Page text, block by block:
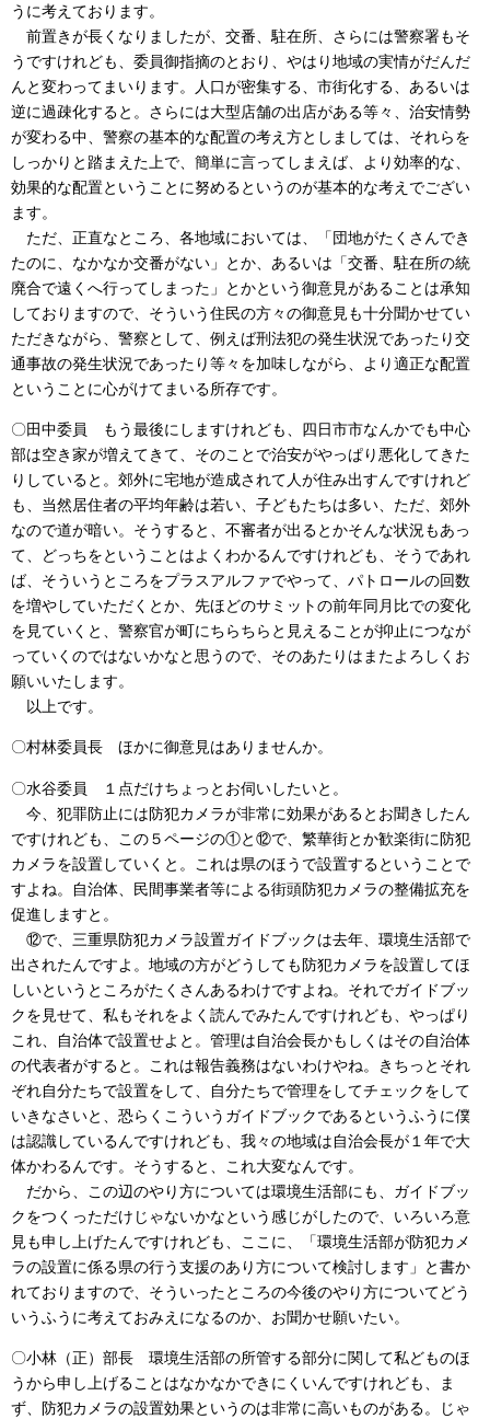
うに考えております。
前置きが長くなりましたが、交番、駐在所、さらには警察署もそ
うですけれども、委員御指摘のとおり、やはり地域の実情がだんだ
んと変わってまいります。人口が密集する、市街化する、あるいは
逆に過疎化すると。さらには大型店舗の出店がある等々、治安情勢
が変わる中、警察の基本的な配置の考え方としましては、それらを
しっかりと踏まえた上で、簡単に言ってしまえば、より効率的な、
効果的な配置ということに努めるというのが基本的な考えでござい
ます。
ただ、正直なところ、各地域においては、「団地がたくさんでき
たのに、なかなか交番がない」とか、あるいは「交番、駐在所の統
廃合で遠くへ行ってしまった」とかという御意見があることは承知
しておりますので、そういう住民の方々の御意見も十分聞かせてい
ただきながら、警察として、例えば刑法犯の発生状況であったり交
通事故の発生状況であったり等々を加味しながら、より適正な配置
ということに心がけてまいる所存です。
〇田中委員 もう最後にしますけれども、四日市市なんかでも中心
部は空き家が増えてきて、そのことで治安がやっぱり悪化してきた
りしていると。郊外に宅地が造成されて人が住み出すんですけれど
も、当然居住者の平均年齢は若い、子どもたちは多い、ただ、郊外
なので道が暗い。そうすると、不審者が出るとかそんな状況もあっ
て、どっちをということはよくわかるんですけれども、そうであれ
ば、そういうところをプラスアルファでやって、パトロールの回数
を増やしていただくとか、先ほどのサミットの前年同月比での変化
を見ていくと、警察官が町にちらちらと見えることが抑止につなが
っていくのではないかなと思うので、そのあたりはまたよろしくお
願いいたします。
以上です。
〇村林委員長 ほかに御意見はありませんか。
〇水谷委員 １点だけちょっとお伺いしたいと。
今、犯罪防止には防犯カメラが非常に効果があるとお聞きしたん
ですけれども、この５ページの①と⑫で、繁華街とか歓楽街に防犯
カメラを設置していくと。これは県のほうで設置するということで
すよね。自治体、民間事業者等による街頭防犯カメラの整備拡充を
促進しますと。
⑫で、三重県防犯カメラ設置ガイドブックは去年、環境生活部で
出されたんですよ。地域の方がどうしても防犯カメラを設置してほ
しいというところがたくさんあるわけですよね。それでガイドブッ
クを見せて、私もそれをよく読んでみたんですけれども、やっぱり
これ、自治体で設置せよと。管理は自治会長かもしくはその自治体
の代表者がすると。これは報告義務はないわけやね。きちっとそれ
ぞれ自分たちで設置をして、自分たちで管理をしてチェックをして
いきなさいと、恐らくこういうガイドブックであるというふうに僕
は認識しているんですけれども、我々の地域は自治会長が１年で大
体かわるんです。そうすると、これ大変なんです。
だから、この辺のやり方については環境生活部にも、ガイドブッ
クをつくっただけじゃないかなという感じがしたので、いろいろ意
見も申し上げたんですけれども、ここに、「環境生活部が防犯カメ
ラの設置に係る県の行う支援のあり方について検討します」と書か
れておりますので、そういったところの今後のやり方についてどう
いうふうに考えておみえになるのか、お聞かせ願いたい。
〇小林（正）部長 環境生活部の所管する部分に関して私どものほ
うから申し上げることはなかなかできにくいんですけれども、ま
ず、防犯カメラの設置効果というのは非常に高いものがある。じゃ